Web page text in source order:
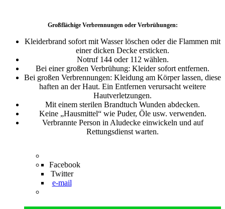
Großflächige Verbrennungen oder Verbrühungen:
Kleiderbrand sofort mit Wasser löschen oder die Flammen mit
einer dicken Decke ersticken.
Notruf 144 oder 112 wählen.
Bei einer großen Verbrühung: Kleider sofort entfernen.
Bei großen Verbrennungen: Kleidung am Körper lassen, diese
haften an der Haut. Ein Entfernen verursacht weitere
Hautverletzungen.
Mit einem sterilen Brandtuch Wunden abdecken.
Keine „Hausmittel“ wie Puder, Öle usw. verwenden.
Verbrannte Person in Aludecke einwickeln und auf
Rettungsdienst warten.
Facebook
Twitter
e-mail